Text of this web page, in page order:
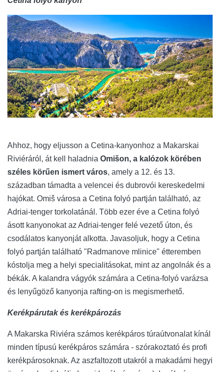
Ahhoz, hogy eljusson a Cetina-kanyonhoz a Makarskai
Riviéráról, át kell haladnia Omišon, a kalózok körében
széles körűen ismert város, amely a 12. és 13.
században támadta a velencei és dubrovói kereskedelmi
hajókat. Omiš városa a Cetina folyó partján található, az
Adriai-tenger torkolatánál. Több ezer éve a Cetina folyó
ásott kanyonokat az Adriai-tenger felé vezető úton, és
csodálatos kanyonját alkotta. Javasoljuk, hogy a Cetina
folyó partján található "Radmanove mlinice" étteremben
kóstolja meg a helyi specialitásokat, mint az angolnák és a
békák. A kalandra vágyók számára a Cetina-folyó varázsa
és lenyűgöző kanyonja rafting-on is megismerhető.
Kerékpárutak és kerékpározás
A Makarska Riviéra számos kerékpáros túraútvonalat kínál
minden típusú kerékpáros számára - szórakoztató és profi
kerékpárosoknak. Az aszfaltozott utakról a makadámi hegyi